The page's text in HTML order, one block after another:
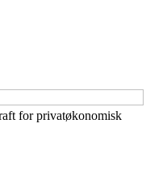
for privatøkonomisk